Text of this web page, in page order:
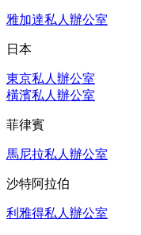
雅加達私人辦公室
日本
東京私人辦公室
橫濱私人辦公室
菲律賓
馬尼拉私人辦公室
沙特阿拉伯
利雅得私人辦公室